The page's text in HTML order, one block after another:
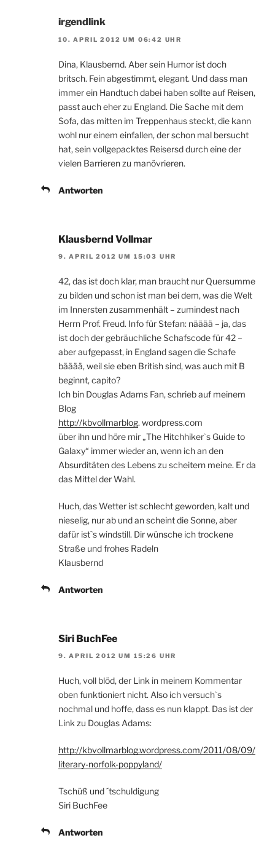
irgendlink
10. APRIL 2012 UM 06:42 UHR
Dina, Klausbernd. Aber sein Humor ist doch
britsch. Fein abgestimmt, elegant. Und dass man
immer ein Handtuch dabei haben sollte auf Reisen,
passt auch eher zu England. Die Sache mit dem
Sofa, das mitten im Treppenhaus steckt, die kann
wohl nur einem einfallen, der schon mal bersucht
hat, sein vollgepacktes Reisersd durch eine der
vielen Barrieren zu manövrieren.
Antworten
Klausbernd Vollmar
9. APRIL 2012 UM 15:03 UHR
42, das ist doch klar, man braucht nur Quersumme
zu bilden und schon ist man bei dem, was die Welt
im Innersten zusammenhält – zumindest nach
Herrn Prof. Freud. Info für Stefan: nääää – ja, das
ist doch der gebräuchliche Schafscode für 42 –
aber aufgepasst, in England sagen die Schafe
bääää, weil sie eben British sind, was auch mit B
beginnt, capito?
Ich bin Douglas Adams Fan, schrieb auf meinem
Blog
http://kbvollmarblog. wordpress.com
über ihn und höre mir „The Hitchhiker`s Guide to
Galaxy“ immer wieder an, wenn ich an den
Absurditäten des Lebens zu scheitern meine. Er da
das Mittel der Wahl.
Huch, das Wetter ist schlecht geworden, kalt und
nieselig, nur ab und an scheint die Sonne, aber
dafür ist`s windstill. Dir wünsche ich trockene
Straße und frohes Radeln
Klausbernd
Antworten
Siri BuchFee
9. APRIL 2012 UM 15:26 UHR
Huch, voll blöd, der Link in meinem Kommentar
oben funktioniert nicht. Also ich versuch`s
nochmal und hoffe, dass es nun klappt. Das ist der
Link zu Douglas Adams:
http://kbvollmarblog.wordpress.com/2011/08/09/
literary-norfolk-poppyland/
Tschüß und ´tschuldigung
Siri BuchFee
Antworten